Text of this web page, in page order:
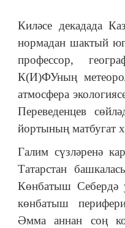
Киләсе декадада
нормадан шактый
профессор,
К(И)ФУның
атмосфера
Переведенцев
йортының матбугат
Галим сүзләренә
Татарстан
Көнбатыш Себердә
көнбатыш
Әмма аннан соң